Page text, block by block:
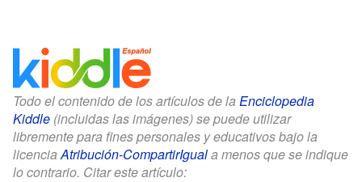
Todo el contenido de los artículos de la Enciclopedia
Kiddle (incluidas las imágenes) se puede utilizar
libremente para fines personales y educativos bajo la
licenciaAtribución-CompartirIguala menos que se indique
lo contrario. Citar este artículo: